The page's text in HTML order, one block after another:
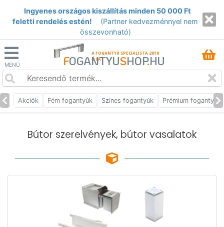
Ingyenes országos kiszállítás minden 50 000 Ft
feletti rendelés estén!
(Partner kedvezménnyel nem
összevonható)
MENÜ
A FOGANTYÚ SPECIALISTA 2010
ÓTA
FOGANTYUSHOP.HU
Akciók Fém fogantyúk Színes fogantyúk Prémium fogantyúk
Bútor szerelvények, bútor vasalatok